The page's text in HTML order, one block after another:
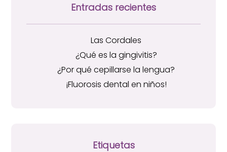
Entradas recientes
Las Cordales
¿Qué es la gingivitis?
¿Por qué cepillarse la lengua?
¡Fluorosis dental en niños!
Etiquetas